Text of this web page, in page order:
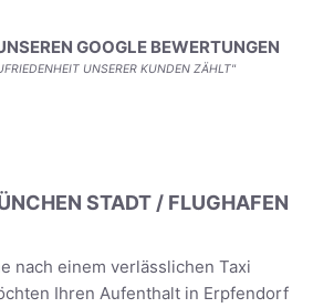
GOOGLE BEWERTUNGEN
UNSERER KUNDEN ZÄHLT"
STADT / FLUGHAFEN
nach einem verlässlichen Taxi
Ihren Aufenthalt in Erpfendorf